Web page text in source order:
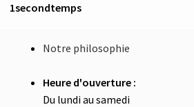
1secondtemps
Notre philosophie
Heure d'ouverture :
Du lundi au samedi